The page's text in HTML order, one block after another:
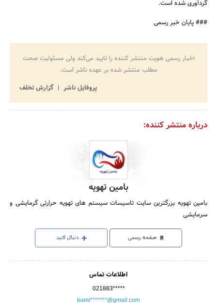
گردآوری شده است.
### پایان خبر رسمی
اخبار رسمی هویت منتشر کننده را تایید می‌کند ولی مسئولیت صحت
مطلب منتشر شده بر عهده ناشر است.
پروفایل ناشر
گزارش تخلف
درباره منتشر کننده:
بامین تهویه
بامین تهویه بزرگترین سایت تاسیسات سیستم های تهویه حرارتی گرمایشی و
سرمایشی
صفحه رسمی دنبال کنید
اطلاعات تماس
021883*****
bami*******@gmail.com